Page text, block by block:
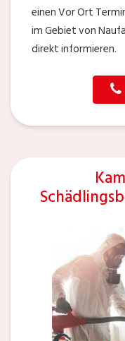
einen Vor Ort
im Gebiet von
direkt informieren.